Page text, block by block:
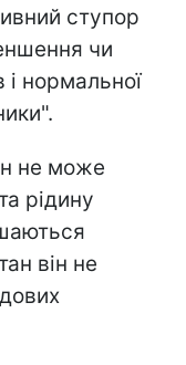
ступор
чи
і нормальної
не може
рідину
він не